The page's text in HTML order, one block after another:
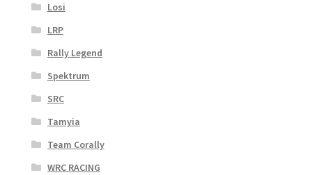
Losi
LRP
Rally Legend
Spektrum
SRC
Tamyia
Team Corally
WRC RACING